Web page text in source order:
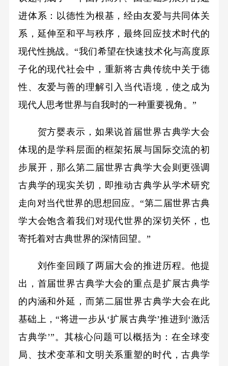
进体系：以德性为根基，经由友爱与共同体关
系，延伸至和平与秩序，最终回应技术时代的
现代性挑战。“我们希望在快速技术化与高度原
子化的现代社会中，重新将古典传统中关于德
性、友爱与善的理解引入当代语境，使之成为
现代人思考世界与自我时的一种重要视角。”
贺方婴表示，如果说首届世界古典学大会
体现的是学科层面的框架拓展与国际交流的初
步展开，那么第二届世界古典学大会则更强调
古典学的现实关切，即推动古典学从学术研究
走向对当代世界的思想回应。“第二届世界古典
学大会饱含着我们对现代世界的深切关怀，也
寄托着对古典世界的深情回望。”
刘作奎回顾了两届大会的推进历程。他提
出，首届世界古典学大会的重点是扩展古典学
的内涵和外延，而第二届世界古典学大会在此
基础上，“将进一步从‘扩展古典学’推进到‘激活
古典学’”。其核心问题可以概括为：在全球变
局、技术变革和文明关系重塑的时代，古典学